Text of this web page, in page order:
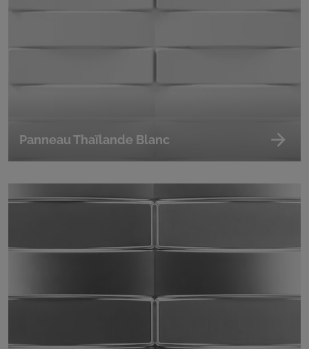
Panneau Thaïlande Blanc